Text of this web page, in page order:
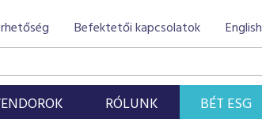
Befektetői kapcsolatok English
RÓLUNK BÉT ESG